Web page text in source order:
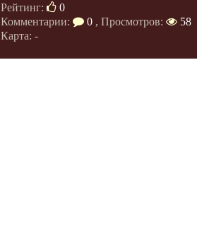
Рейтинг:
0
Комментарии:
0 , Просмотров:
58
Карта: -